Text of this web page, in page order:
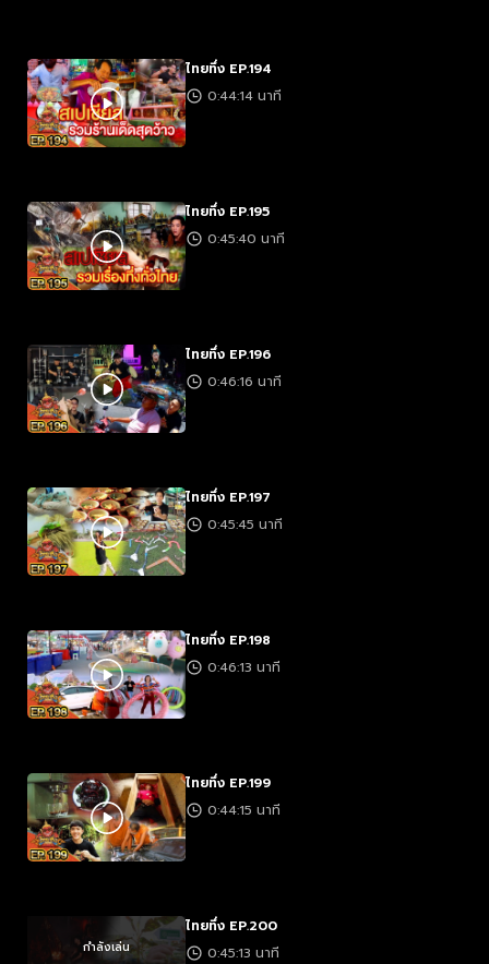
ไทยทึ่ง EP.194
0:44:14 นาที
ไทยทึ่ง EP.195
0:45:40 นาที
ไทยทึ่ง EP.196
0:46:16 นาที
ไทยทึ่ง EP.197
0:45:45 นาที
ไทยทึ่ง EP.198
0:46:13 นาที
ไทยทึ่ง EP.199
0:44:15 นาที
กำลังเล่น
ไทยทึ่ง EP.200
0:45:13 นาที